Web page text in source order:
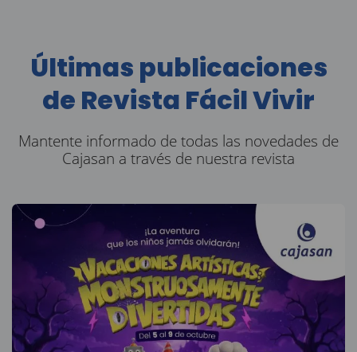
Últimas publicaciones
de Revista Fácil Vivir
Mantente informado de todas las novedades de
Cajasan a través de nuestra revista